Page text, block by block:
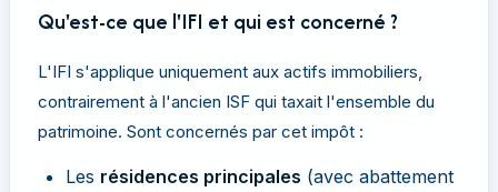
Qu'est-ce que l'IFI et qui est concerné ?
L'IFI s'applique uniquement aux actifs immobiliers,
contrairement à l'ancien ISF qui taxait l'ensemble du
patrimoine. Sont concernés par cet impôt :
Les résidences principales (avec abattement